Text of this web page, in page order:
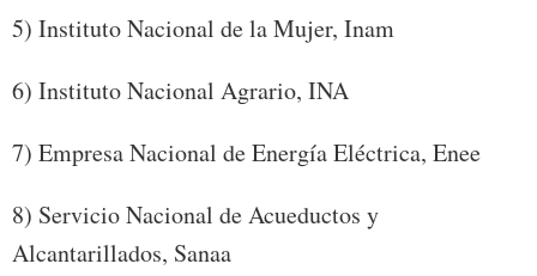
5) Instituto Nacional de la Mujer, Inam
6) Instituto Nacional Agrario, INA
7) Empresa Nacional de Energía Eléctrica, Enee
8) Servicio Nacional de Acueductos y
Alcantarillados, Sanaa